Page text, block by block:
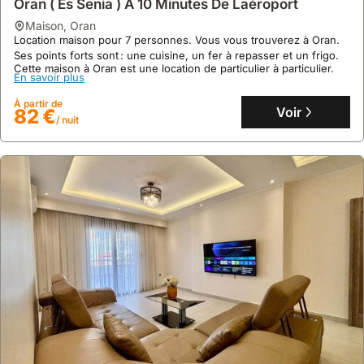
À partir de
239 € / nuit Voir
9.6 16 avis
Duplex Premium Centralespace Et Confort
maison,Oran
Au cœur du quartier Miramar à Oran, cette villa exclusive se
trouve à quelques pas des commerces, restaurants et du front de
Oran ( Es Senia ) A 10 Minutes De Laéroport
maison, Oran
Location maison pour 7 personnes. Vous vous trouverez à Oran.
Ses points forts sont : une cuisine, un fer à repasser et un frigo.
Cette maison à Oran est une location de particulier à particulier.
En savoir plus
À partir de
82 €/ nuit Voir